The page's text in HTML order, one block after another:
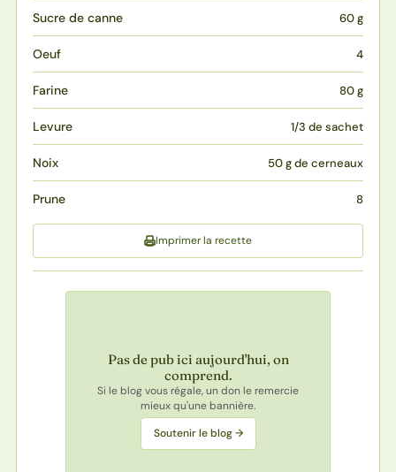
Sucre de canne 60 g
Oeuf 4
Farine 80 g
Levure 1/3 de sachet
Noix 50 g de cerneaux
Prune 8
Imprimer la recette
Pas de pub ici aujourd'hui, on
comprend.
Si le blog vous régale, un don le remercie
mieux qu'une bannière.
Soutenir le blog →